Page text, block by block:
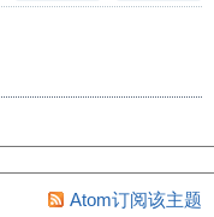
Atom订阅该主题